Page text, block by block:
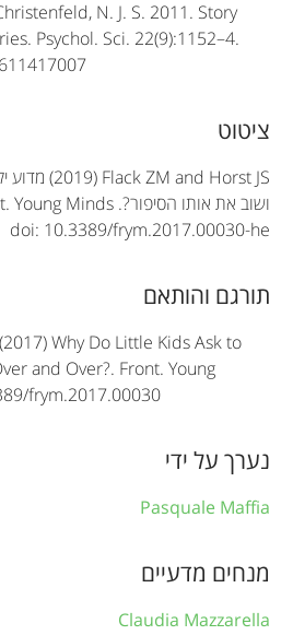
N. J. S. 2011. Story
Psychol. Sci. 22(9):1152–4.
A
r
t
i
c
n
o
r
ציטוט
(2019) Flack ZM and Horst JSמדוע
ושוב את אותו הסיפור?. Young Minds
doi: 10.3389/frym.2017.00030-he
תורגם והותאם
Why Do Little Kids Ask to
and Over?. Front. Young
frym.2017.00030
נערך על ידי
Pasquale Maffia
מנחים מדעיים
Claudia Mazzarella